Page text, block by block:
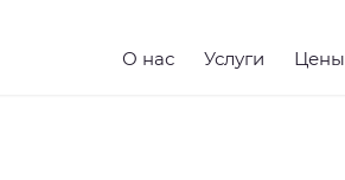
О нас Услуги Цены